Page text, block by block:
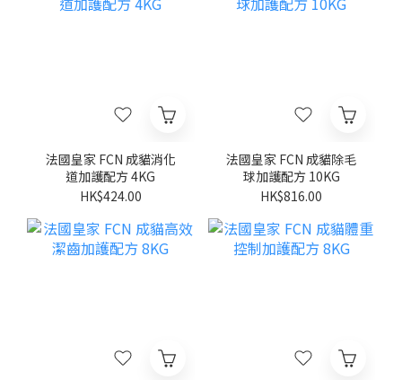
法國皇家 FCN 成貓消化
道加護配方 4KG
HK$424.00
法國皇家 FCN 成貓除毛
球加護配方 10KG
HK$816.00